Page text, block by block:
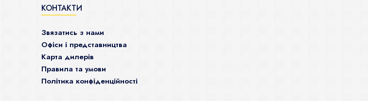
КОНТАКТИ
Звязатись з нами
Офіси і представництва
Карта дилерів
Правила та умови
Політика конфіденційності